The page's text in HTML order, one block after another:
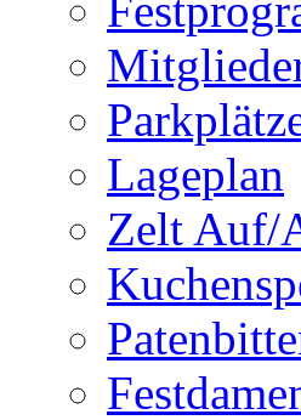
Lageplan
Zelt Auf/